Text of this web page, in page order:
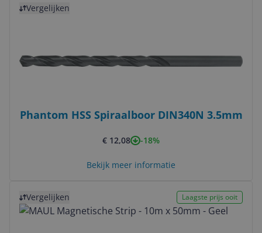
Vergelijken
Phantom HSS Spiraalboor DIN340N 3.5mm
€ 12,08 -18%
Bekijk meer informatie
Vergelijken Laagste prijs ooit